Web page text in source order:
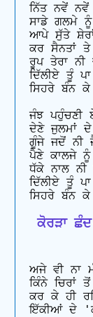
ਨਿੱਤ ਨਵੇਂ
ਸਾਡੇ ਗਲਮੇ
ਆਪੇ ਸੁੱਤੇ
ਕਰ ਸੈਨਤਾਂ ਤੇ
ਰੂਪ ਤੇਰਾ
ਦਿੱਲੀਏ ਤੂੰ
ਸਿਹਰੇ ਬੰਨ
ਜੰਝ ਪਹੁੰਚਣੀ
ਦੇਣੇ ਜੁਲਮਾਂ
ਗੂੰਜੇ ਜਦੋਂ ਨੀ
ਪੈਣੇ ਕਾਲਜੇ
ਧੱਕੇ ਨਾਲ
ਦਿੱਲੀਏ ਤੂੰ
ਕੋਰੜਾ
ਅਜੇ ਵੀ ਨਾ
ਕਿੰਨੇ ਚਿਰਾਂ
ਕਰ ਕੇ ਹੀ
ਇੱਕੀਆਂ ਦੇ